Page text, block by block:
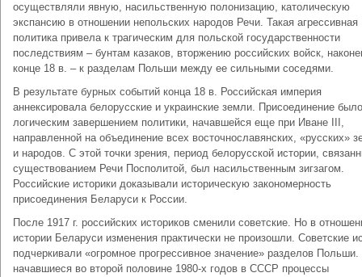
осуществляли явную, насильственную полонизацию, католическую
экспансию в отношении непольских народов Речи. Такая агрессивная
политика привела к трагическим для польской государственности
последствиям – бунтам казаков, вторжению российских войск,
конце 18 в. – к разделам Польши между ее сильными соседями.
В результате бурных событий конца 18 в. Российская империя
аннексировала белорусские и украинские земли. Присоединение было
логическим завершением политики, начавшейся еще при Иване III,
направленной на объединение всех восточнославянских, «русских»
и народов. С этой точки зрения, период белорусской истории,
существованием Речи Посполитой, был насильственным зигзагом.
Российские историки доказывали историческую закономерность
присоединения Беларуси к России.
После 1917 г. российских историков сменили советские. Но в
истории Беларуси изменения практически не произошли. Советские
подчеркивали «огромное прогрессивное значение» разделов Польши.
начавшиеся во второй половине 1980-х годов в СССР процессы